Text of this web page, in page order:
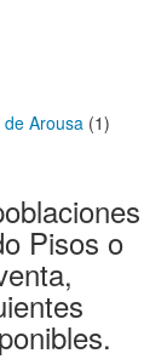
Arousa (1)
Pisos o